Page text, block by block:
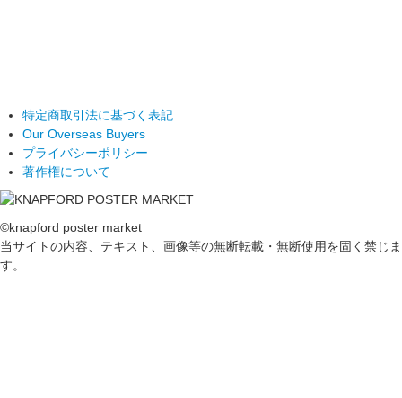
特定商取引法に基づく表記
Our Overseas Buyers
プライバシーポリシー
著作権について
©knapford poster market
当サイトの内容、テキスト、画像等の無断転載・無断使用を固く禁じま
す。